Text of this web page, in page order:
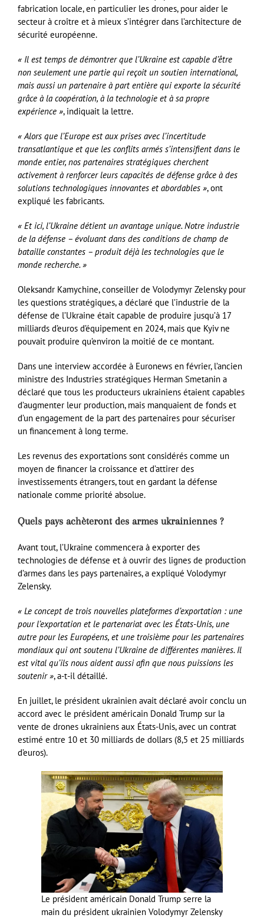
fabrication locale, en particulier les drones, pour aider le
secteur à croître et à mieux s’intégrer dans l’architecture de
sécurité européenne.
« Il est temps de démontrer que l’Ukraine est capable d’être
non seulement une partie qui reçoit un soutien international,
mais aussi un partenaire à part entière qui exporte la sécurité
grâce à la coopération, à la technologie et à sa propre
expérience », indiquait la lettre.
« Alors que l’Europe est aux prises avec l’incertitude
transatlantique et que les conflits armés s’intensifient dans le
monde entier, nos partenaires stratégiques cherchent
activement à renforcer leurs capacités de défense grâce à des
solutions technologiques innovantes et abordables », ont
expliqué les fabricants.
« Et ici, l’Ukraine détient un avantage unique. Notre industrie
de la défense – évoluant dans des conditions de champ de
bataille constantes – produit déjà les technologies que le
monde recherche. »
Oleksandr Kamychine, conseiller de Volodymyr Zelensky pour
les questions stratégiques, a déclaré que l’industrie de la
défense de l’Ukraine était capable de produire jusqu’à 17
milliards d’euros d’équipement en 2024, mais que Kyiv ne
pouvait produire qu’environ la moitié de ce montant.
Dans une interview accordée à Euronews en février, l’ancien
ministre des Industries stratégiques Herman Smetanin a
déclaré que tous les producteurs ukrainiens étaient capables
d’augmenter leur production, mais manquaient de fonds et
d’un engagement de la part des partenaires pour sécuriser
un financement à long terme.
Les revenus des exportations sont considérés comme un
moyen de financer la croissance et d’attirer des
investissements étrangers, tout en gardant la défense
nationale comme priorité absolue.
Quels pays achèteront des armes ukrainiennes ?
Avant tout, l’Ukraine commencera à exporter des
technologies de défense et à ouvrir des lignes de production
d’armes dans les pays partenaires, a expliqué Volodymyr
Zelensky.
« Le concept de trois nouvelles plateformes d’exportation : une
pour l’exportation et le partenariat avec les États-Unis, une
autre pour les Européens, et une troisième pour les partenaires
mondiaux qui ont soutenu l’Ukraine de différentes manières. Il
est vital qu’ils nous aident aussi afin que nous puissions les
soutenir », a-t-il détaillé.
En juillet, le président ukrainien avait déclaré avoir conclu un
accord avec le président américain Donald Trump sur la
vente de drones ukrainiens aux États-Unis, avec un contrat
estimé entre 10 et 30 milliards de dollars (8,5 et 25 milliards
d’euros).
Le président américain Donald Trump serre la
main du président ukrainien Volodymyr Zelensky